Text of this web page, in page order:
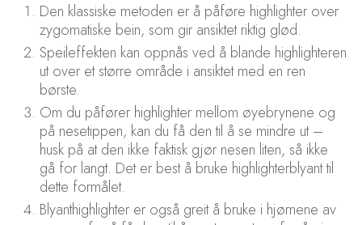
Den klassiske metoden er å påføre highlighter over
zygomatiske bein, som gir ansiktet riktig glød.
Speileffekten kan oppnås ved å blande highlighteren
ut over et større område i ansiktet med en ren
børste.
Om du påfører highlighter mellom øyebrynene og
på nesetippen, kan du få den til å se mindre ut –
husk på at den ikke faktisk gjør nesen liten, så ikke
gå for langt. Det er best å bruke highlighterblyant til
dette formålet.
Blyanthighlighter er også greit å bruke i hjørnene av